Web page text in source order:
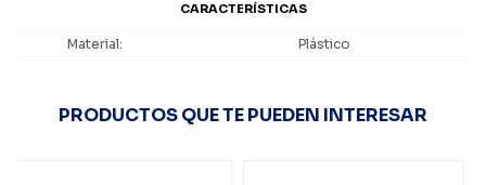
CARACTERÍSTICAS
Material Plástico
PRODUCTOS QUE TE PUEDEN INTERESAR